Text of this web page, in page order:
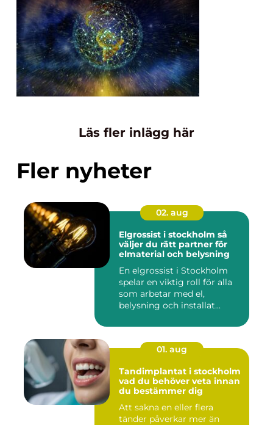
Läs fler inlägg här
Fler nyheter
02. aug
Elgrossist i stockholm så
väljer du rätt partner för
elmaterial och belysning
En elgrossist i Stockholm
spelar en viktig roll för alla
som arbetar med el,
belysning och installat...
01. aug
Tandimplantat i stockholm
vad du behöver veta innan
du bestämmer dig
Att sakna en eller flera
tänder påverkar mer än